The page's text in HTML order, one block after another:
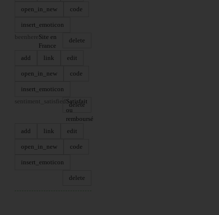
open_in_new code
insert_emoticon
delete
beenhereSite en
France
add
link edit
open_in_new code
insert_emoticon
delete
sentiment_satisfied Satisfait
ou
remboursé
add
link edit
open_in_new code
insert_emoticon
delete